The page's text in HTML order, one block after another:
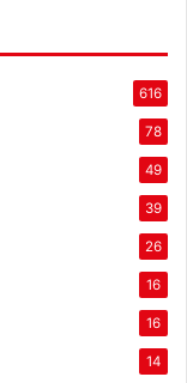
616
78
49
39
26
16
16
14